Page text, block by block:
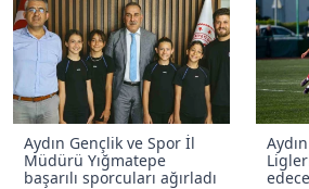
Aydın Gençlik ve Spor İl
Müdürü Yığmatepe
başarılı sporcuları ağırladı